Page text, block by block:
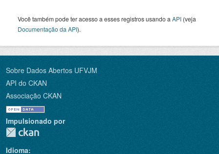
Você também pode ter acesso a esses registros usando a API (veja
Documentação da API).
Sobre Dados Abertos UFVJM
API do CKAN
Associação CKAN
Impulsionado por
Idioma